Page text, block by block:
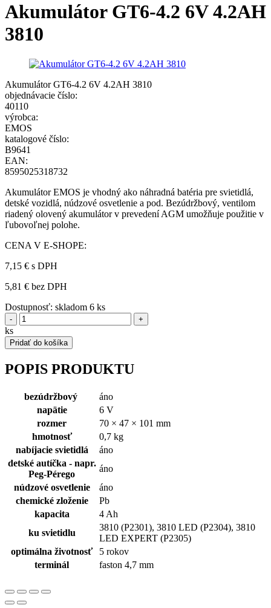
Akumulátor GT6-4.2 6V 4.2AH
3810
Akumulátor GT6-4.2 6V 4.2AH 3810
objednávacie číslo:
40110
výrobca:
EMOS
katalogové číslo:
B9641
EAN:
8595025318732
Akumulátor EMOS je vhodný ako náhradná batéria pre svietidlá,
detské vozidlá, núdzové osvetlenie a pod. Bezúdržbový, ventilom
riadený olovený akumulátor v prevedení AGM umožňuje použitie v
ľubovoľnej polohe.
CENA V E-SHOPE:
7,15 € s DPH
5,81 € bez DPH
Dostupnosť: skladom 6 ks
- +
ks
Pridať do košíka
POPIS PRODUKTU
bezúdržbový
áno
napätie
6 V
rozmer
70 × 47 × 101 mm
hmotnosť
0,7 kg
nabíjacie svietidlá
áno
detské autíčka - napr.
Peg-Pérego
áno
núdzové osvetlenie
áno
chemické zloženie
Pb
kapacita
4 Ah
ku svietidlu
3810 (P2301), 3810 LED (P2304), 3810
LED EXPERT (P2305)
optimálna životnosť
5 rokov
terminál
faston 4,7 mm